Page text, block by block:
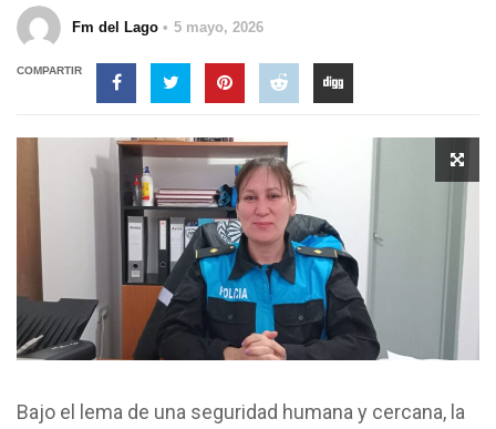
Fm del Lago 5 mayo, 2026
COMPARTIR
Bajo el lema de una seguridad humana y cercana, la